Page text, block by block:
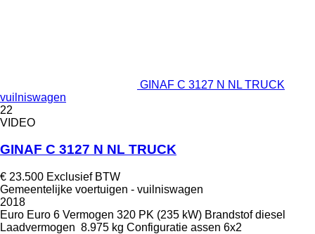
GINAF C 3127 N NL TRUCK
vuilniswagen
22
VIDEO
GINAF C 3127 N NL TRUCK
€ 23.500 Exclusief BTW
Gemeentelijke voertuigen - vuilniswagen
2018
Euro Euro 6 Vermogen 320 PK (235 kW) Brandstof diesel
Laadvermogen 8.975 kg Configuratie assen 6x2